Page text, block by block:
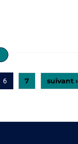
6 7 suivant ›